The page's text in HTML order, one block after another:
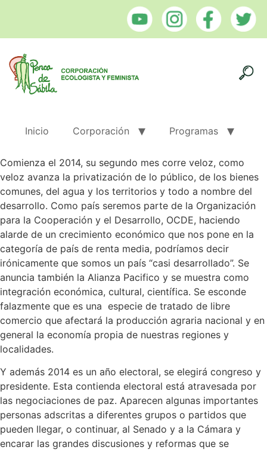
Inicio Corporación Programas
Comienza el 2014, su segundo mes corre veloz, como
veloz avanza la privatización de lo público, de los bienes
comunes, del agua y los territorios y todo a nombre del
desarrollo. Como país seremos parte de la Organización
para la Cooperación y el Desarrollo, OCDE, haciendo
alarde de un crecimiento económico que nos pone en la
categoría de país de renta media, podríamos decir
irónicamente que somos un país “casi desarrollado”. Se
anuncia también la Alianza Pacifico y se muestra como
integración económica, cultural, científica. Se esconde
falazmente que es una especie de tratado de libre
comercio que afectará la producción agraria nacional y en
general la economía propia de nuestras regiones y
localidades.
Y además 2014 es un año electoral, se elegirá congreso y
presidente. Esta contienda electoral está atravesada por
las negociaciones de paz. Aparecen algunas importantes
personas adscritas a diferentes grupos o partidos que
pueden llegar, o continuar, al Senado y a la Cámara y
encarar las grandes discusiones y reformas que se